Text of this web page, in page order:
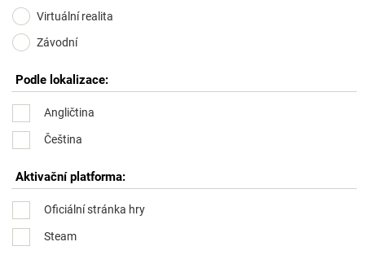
Virtuální realita
Závodní
Podle lokalizace:
Angličtina
Čeština
Aktivační platforma:
Oficiální stránka hry
Steam